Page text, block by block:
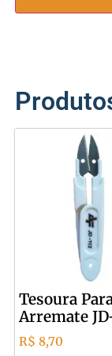
Tesoura
Arremate
R$ 8,70